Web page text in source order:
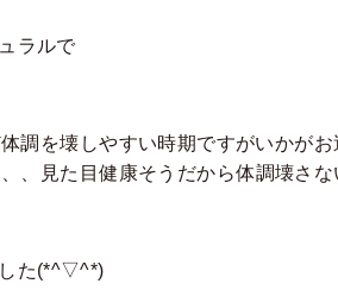
ラルで
調を壊しやすい時期ですがいかが
、見た目健康そうだから体調壊さ
た(*^▽^*)